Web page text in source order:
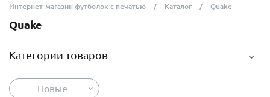
Интернет-магазин футболок с печатью Каталог Quake
Quake
Категории товаров
Новые